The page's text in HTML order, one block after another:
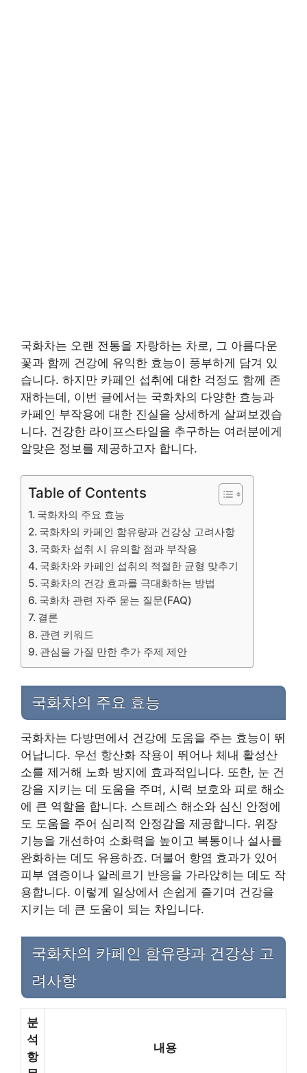
국화차는 오랜 전통을 자랑하는 차로, 그 아름다운
꽃과 함께 건강에 유익한 효능이 풍부하게 담겨 있
습니다. 하지만 카페인 섭취에 대한 걱정도 함께 존
재하는데, 이번 글에서는 국화차의 다양한 효능과
카페인 부작용에 대한 진실을 상세하게 살펴보겠습
니다. 건강한 라이프스타일을 추구하는 여러분에게
알맞은 정보를 제공하고자 합니다.
Table of Contents
국화차의 주요 효능
국화차의 카페인 함유량과 건강상 고려사항
국화차 섭취 시 유의할 점과 부작용
국화차와 카페인 섭취의 적절한 균형 맞추기
국화차의 건강 효과를 극대화하는 방법
국화차 관련 자주 묻는 질문(FAQ)
결론
관련 키워드
관심을 가질 만한 추가 주제 제안
국화차의 주요 효능
국화차는 다방면에서 건강에 도움을 주는 효능이 뛰
어납니다. 우선 항산화 작용이 뛰어나 체내 활성산
소를 제거해 노화 방지에 효과적입니다. 또한, 눈 건
강을 지키는 데 도움을 주며, 시력 보호와 피로 해소
에 큰 역할을 합니다. 스트레스 해소와 심신 안정에
도 도움을 주어 심리적 안정감을 제공합니다. 위장
기능을 개선하여 소화력을 높이고 복통이나 설사를
완화하는 데도 유용하죠. 더불어 항염 효과가 있어
피부 염증이나 알레르기 반응을 가라앉히는 데도 작
용합니다. 이렇게 일상에서 손쉽게 즐기며 건강을
지키는 데 큰 도움이 되는 차입니다.
국화차의 카페인 함유량과 건강상 고
려사항
분
석
항
내용